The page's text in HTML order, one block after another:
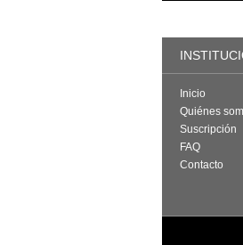
Inicio
Quiénes
Suscripción
FAQ
Contacto